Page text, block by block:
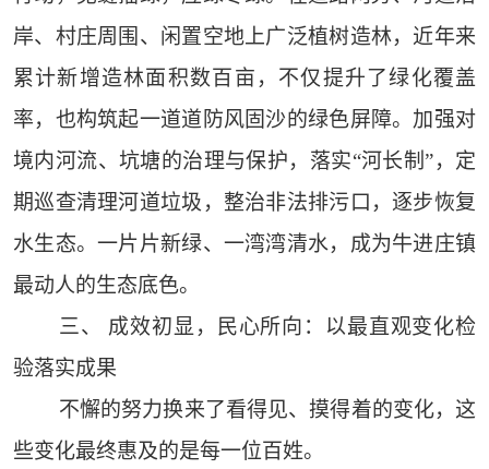
岸、村庄周围、闲置空地上广泛植树造林，近年来
累计新增造林面积数百亩，不仅提升了绿化覆盖
率，也构筑起一道道防风固沙的绿色屏障。加强对
境内河流、坑塘的治理与保护，落实“河长制”，定
期巡查清理河道垃圾，整治非法排污口，逐步恢复
水生态。一片片新绿、一湾湾清水，成为牛进庄镇
最动人的生态底色。
三、 成效初显，民心所向：以最直观变化检
验落实成果
不懈的努力换来了看得见、摸得着的变化，这
些变化最终惠及的是每一位百姓。